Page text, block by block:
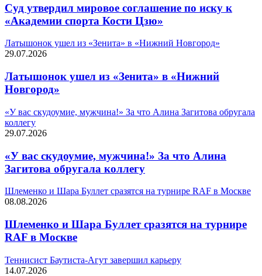
Суд утвердил мировое соглашение по иску к
«Академии спорта Кости Цзю»
Латышонок ушел из «Зенита» в «Нижний Новгород»
29.07.2026
Латышонок ушел из «Зенита» в «Нижний
Новгород»
«У вас скудоумие, мужчина!» За что Алина Загитова обругала
коллегу
29.07.2026
«У вас скудоумие, мужчина!» За что Алина
Загитова обругала коллегу
Шлеменко и Шара Буллет сразятся на турнире RAF в Москве
08.08.2026
Шлеменко и Шара Буллет сразятся на турнире
RAF в Москве
Теннисист Баутиста-Агут завершил карьеру
14.07.2026